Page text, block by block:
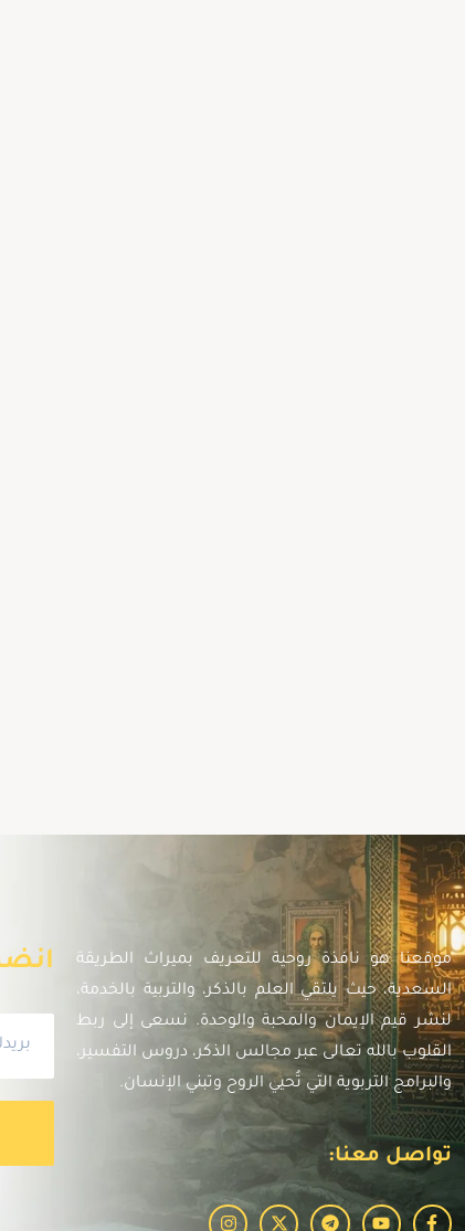
موقعنا هو نافذة روحية للتعريف بميراث الطريقة
السعدية، حيث يلتقي العلم بالذكر، والتربية بالخدمة،
لنشر قيم الإيمان والمحبة والوحدة. نسعى إلى ربط
القلوب بالله تعالى عبر مجالس الذكر، دروس التفسير،
والبرامج التربوية التي تُحيي الروح وتبني الإنسان.
تواصل معنا: